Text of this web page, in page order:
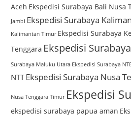
Aceh Ekspedisi Surabaya Bali Nusa
Jambi Ekspedisi Surabaya
Kalimantan Timur Ekspedisi Surabaya
Tenggara Ekspedisi
Surabaya Maluku Utara Ekspedisi Surabaya
NTTEkspedisi Surabaya Nusa
Nusa Tenggara Timur Ekspedisi
ekspedisi surabaya papua aman